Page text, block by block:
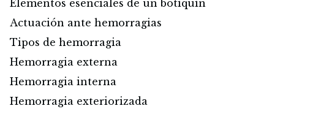
Elementos esenciales de un botiquín
Actuación ante hemorragias
Tipos de hemorragia
Hemorragia externa
Hemorragia interna
Hemorragia exteriorizada